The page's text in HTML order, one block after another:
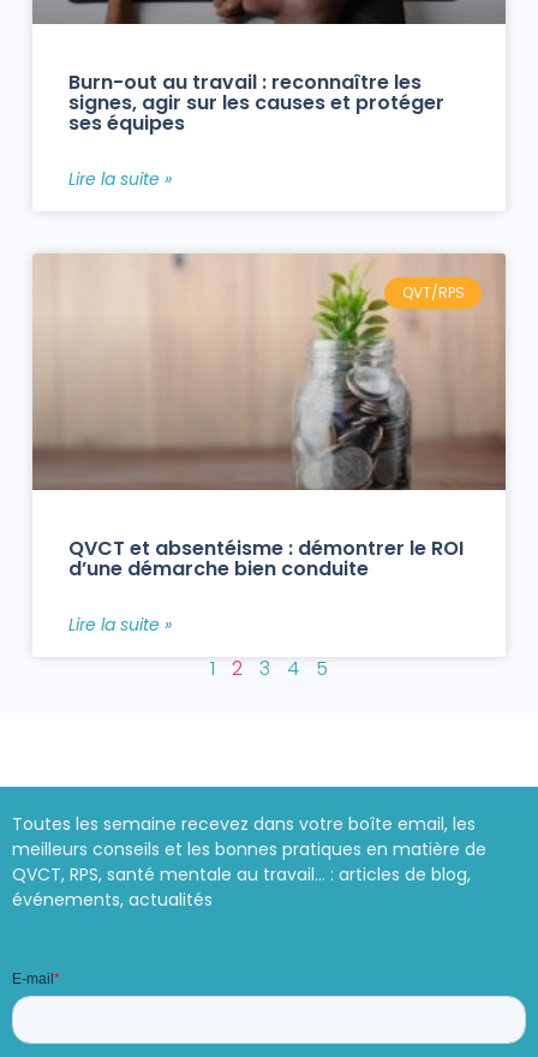
Burn-out au travail : reconnaître les
signes, agir sur les causes et protéger
ses équipes
Lire la suite »
QVT/RPS
QVCT et absentéisme : démontrer le ROI
d’une démarche bien conduite
Lire la suite »
1 2 3 4 5
Toutes les semaine recevez dans votre boîte email, les
meilleurs conseils et les bonnes pratiques en matière de
QVCT, RPS, santé mentale au travail… : articles de blog,
événements, actualités